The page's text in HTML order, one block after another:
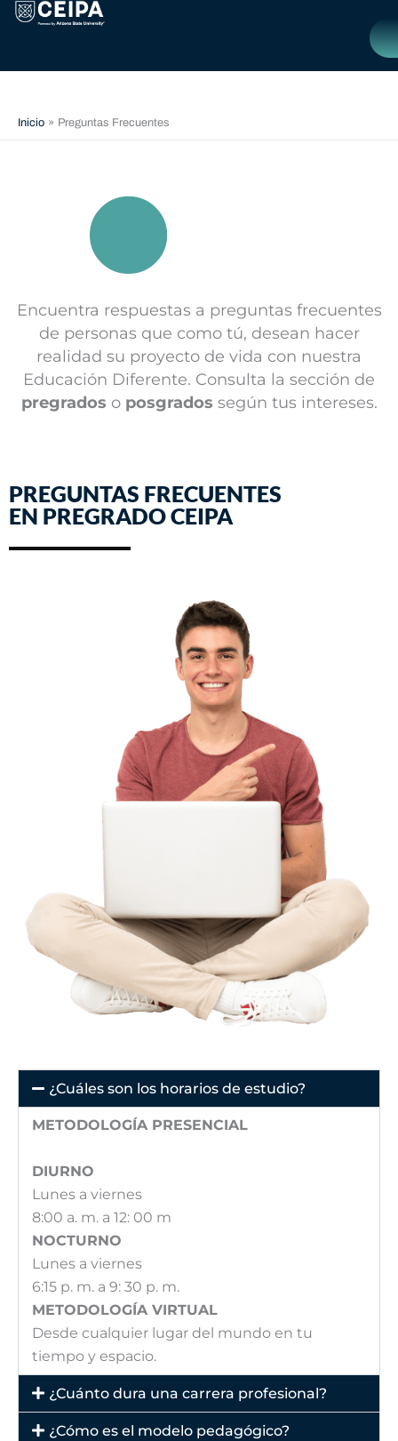
contenido
Inicio Preguntas Frecuentes
Encuentra respuestas a preguntas frecuentes
de personas que como tú, desean hacer
realidad su proyecto de vida con nuestra
Educación Diferente. Consulta la sección de
pregrados oposgrados según tus intereses.
PREGUNTAS FRECUENTES
EN PREGRADO CEIPA
¿Cuáles son los horarios de estudio?
METODOLOGÍA PRESENCIAL
DIURNO
Lunes a viernes
8:00 a. m. a 12: 00 m
NOCTURNO
Lunes a viernes
6:15 p. m. a 9: 30 p. m.
METODOLOGÍA VIRTUAL
Desde cualquier lugar del mundo en tu
tiempo y espacio.
¿Cuánto dura una carrera profesional?
¿Cómo es el modelo pedagógico?